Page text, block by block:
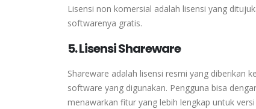
Lisensi non komersial adalah lisensi yang
softwarenya gratis.
5. Lisensi Shareware
Shareware adalah lisensi resmi yang diberikan
software yang digunakan. Pengguna bisa
menawarkan fitur yang lebih lengkap untuk